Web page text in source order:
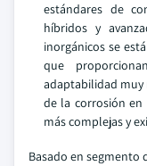
estándares de
híbridos y
inorgánicos se
que
adaptabilidad muy
de la corrosión en
más complejas y
Basado en segmento